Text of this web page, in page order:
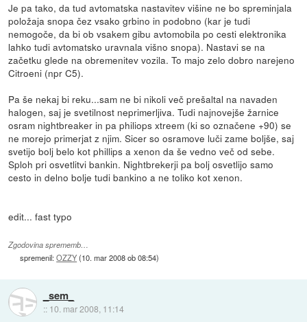
Je pa tako, da tud avtomatska nastavitev višine ne bo spreminjala
položaja snopa čez vsako grbino in podobno (kar je tudi
nemogoče, da bi ob vsakem gibu avtomobila po cesti elektronika
lahko tudi avtomatsko uravnala višno snopa). Nastavi se na
začetku glede na obremenitev vozila. To majo zelo dobro narejeno
Citroeni (npr C5).
Pa še nekaj bi reku...sam ne bi nikoli več prešaltal na navaden
halogen, saj je svetilnost neprimerljiva. Tudi najnovejše žarnice
osram nightbreaker in pa philiops xtreem (ki so označene +90) se
ne morejo primerjat z njim. Sicer so osramove luči zame boljše, saj
svetijo bolj belo kot phillips a xenon da še vedno več od sebe.
Sploh pri osvetlitvi bankin. Nightbrekerji pa bolj osvetlijo samo
cesto in delno bolje tudi bankino a ne toliko kot xenon.
edit... fast typo
Zgodovina sprememb…
spremenil:OZZY(10. mar 2008 ob 08:54)
_sem_
:: 10. mar 2008, 11:14